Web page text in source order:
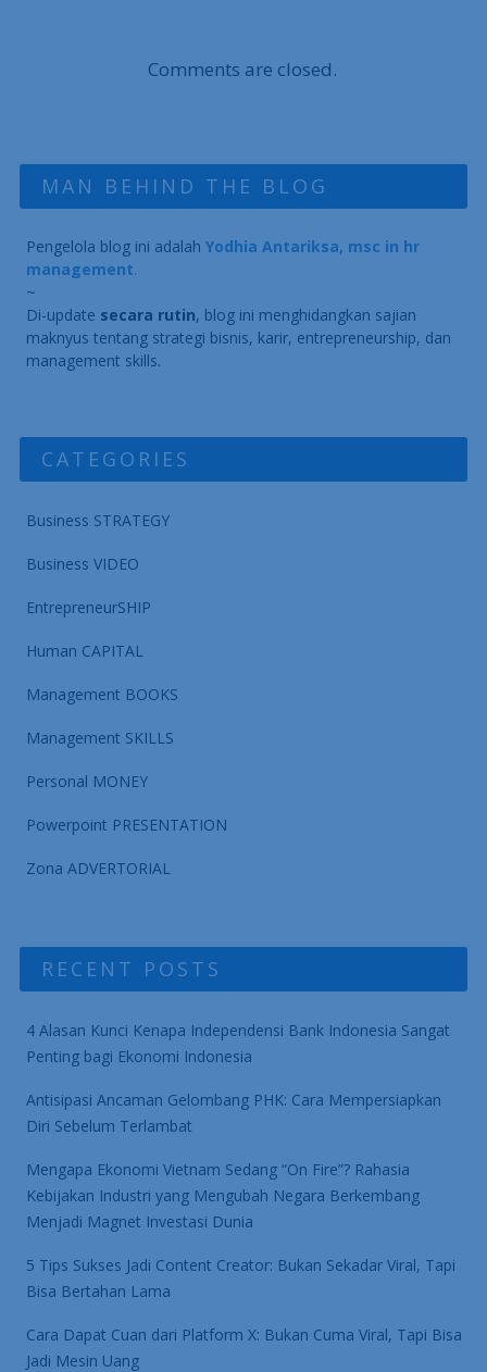
Comments are closed.
MAN BEHIND THE BLOG
Pengelola blog ini adalah Yodhia Antariksa, msc in hr
management.
~
Di-update secara rutin, blog ini menghidangkan sajian
maknyus tentang strategi bisnis, karir, entrepreneurship, dan
management skills.
CATEGORIES
Business STRATEGY
Business VIDEO
EntrepreneurSHIP
Human CAPITAL
Management BOOKS
Management SKILLS
Personal MONEY
Powerpoint PRESENTATION
Zona ADVERTORIAL
RECENT POSTS
4 Alasan Kunci Kenapa Independensi Bank Indonesia Sangat
Penting bagi Ekonomi Indonesia
Antisipasi Ancaman Gelombang PHK: Cara Mempersiapkan
Diri Sebelum Terlambat
Mengapa Ekonomi Vietnam Sedang “On Fire”? Rahasia
Kebijakan Industri yang Mengubah Negara Berkembang
Menjadi Magnet Investasi Dunia
5 Tips Sukses Jadi Content Creator: Bukan Sekadar Viral, Tapi
Bisa Bertahan Lama
Cara Dapat Cuan dari Platform X: Bukan Cuma Viral, Tapi Bisa
Jadi Mesin Uang